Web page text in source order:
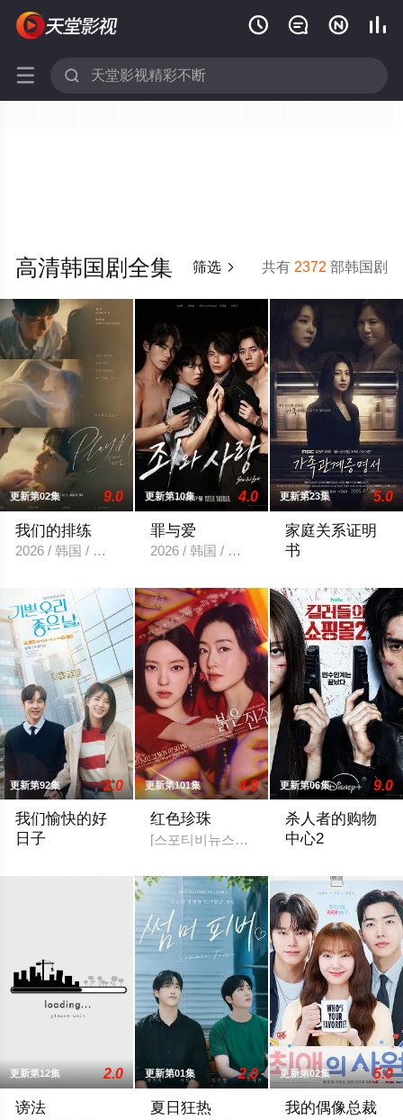
   
 
共有 2372 部韩国剧
高清韩国剧全集 筛选 
更新第02集 9.0
我们的排练
2026 / 韩国 / 梁洪硕,박성현
更新第10集 4.0
罪与爱
2026 / 韩国 / 정명철,김성혁,金贤叙,정현웅
更新第23集 5.0
家庭关系证明
书
更新第92集 2.0
我们愉快的好
日子
更新第101集 4.0
红色珍珠
[스포티비뉴스=강효진 기자] 배우 박진희
更新第06集 9.0
杀人者的购物
中心2
更新第12集 2.0
谤法
更新第01集 2.0
夏日狂热
更新第02集 5.0
我的偶像总裁